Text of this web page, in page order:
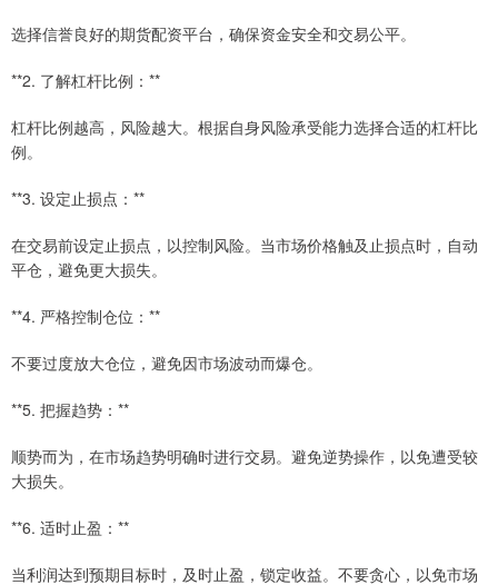
选择信誉良好的期货配资平台，确保资金安全和交易公平。
**2. 了解杠杆比例：**
杠杆比例越高，风险越大。根据自身风险承受能力选择合适的杠杆比
例。
**3. 设定止损点：**
在交易前设定止损点，以控制风险。当市场价格触及止损点时，自动
平仓，避免更大损失。
**4. 严格控制仓位：**
不要过度放大仓位，避免因市场波动而爆仓。
**5. 把握趋势：**
顺势而为，在市场趋势明确时进行交易。避免逆势操作，以免遭受较
大损失。
**6. 适时止盈：**
当利润达到预期目标时，及时止盈，锁定收益。不要贪心，以免市场